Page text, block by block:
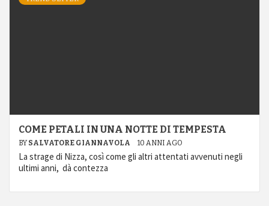
COME PETALI IN UNA NOTTE DI TEMPESTA
BY SALVATORE GIANNAVOLA 10 ANNI AGO
La strage di Nizza, così come gli altri attentati avvenuti negli
ultimi anni, dà contezza